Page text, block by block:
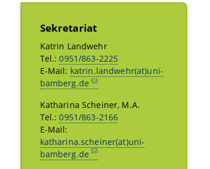
Sekretariat
Katrin Landwehr
Tel.:0951/863-2225
E-Mail: katrin.landwehr(at)uni-
bamberg.de
Katharina Scheiner, M.A.
Tel.:0951/863-2166
E-Mail:
katharina.scheiner(at)uni-
bamberg.de